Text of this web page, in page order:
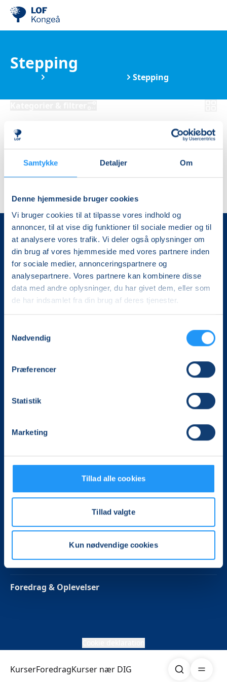
Samtykke Detaljer Om
Denne hjemmeside bruger cookies
Vi bruger cookies til at tilpasse vores indhold og
annoncer, til at vise dig funktioner til sociale medier og til
at analysere vores trafik. Vi deler også oplysninger om
din brug af vores hjemmeside med vores partnere inden
for sociale medier, annonceringspartnere og
analysepartnere. Vores partnere kan kombinere disse
data med andre oplysninger, du har givet dem, eller som
de har indsamlet fra din brug af deres tjenester.
Nødvendig
Præferencer
Statistik
Marketing
Tillad alle cookies
Tillad valgte
Kun nødvendige cookies
KurserForedragKurser nær DIG Søg
Stepping
Stepping
Det, der er vigtigt for samfundet, er vigtigt for os
Vi skaber rammerne for meningsfulde møder mellem
mere end 100.000 deltagere i hele landet med kurser,
6623 Vorbasse
Tlf. 21434148
kongeaa@lof.dk
Følg os på Facebook
Kurser
Foredrag & Oplevelser